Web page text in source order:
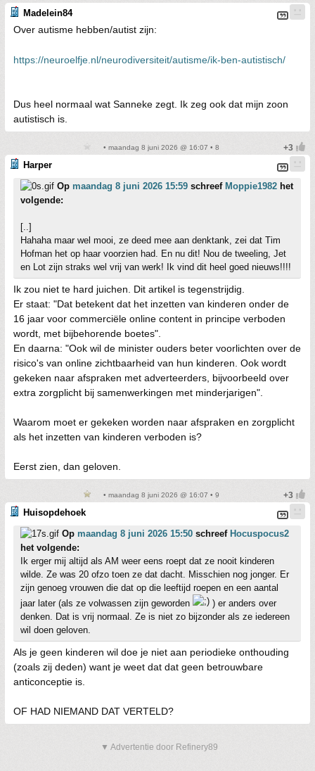
Madelein84
Over autisme hebben/autist zijn:
https://neuroelfje.nl/neurodiversiteit/autisme/ik-ben-autistisch/
Dus heel normaal wat Sanneke zegt. Ik zeg ook dat mijn zoon
autistisch is.
• maandag 8 juni 2026 @ 16:07 • 8
Harper
Op maandag 8 juni 2026 15:59 schreef Moppie1982 het
volgende:
[..]
Hahaha maar wel mooi, ze deed mee aan denktank, zei dat Tim
Hofman het op haar voorzien had. En nu dit! Nou de tweeling, Jet
en Lot zijn straks wel vrij van werk! Ik vind dit heel goed nieuws!!!!
Ik zou niet te hard juichen. Dit artikel is tegenstrijdig.
Er staat: "Dat betekent dat het inzetten van kinderen onder de
16 jaar voor commerciële online content in principe verboden
wordt, met bijbehorende boetes".
En daarna: "Ook wil de minister ouders beter voorlichten over de
risico's van online zichtbaarheid van hun kinderen. Ook wordt
gekeken naar afspraken met adverteerders, bijvoorbeeld over
extra zorgplicht bij samenwerkingen met minderjarigen".
Waarom moet er gekeken worden naar afspraken en zorgplicht
als het inzetten van kinderen verboden is?
Eerst zien, dan geloven.
• maandag 8 juni 2026 @ 16:07 • 9
Huisopdehoek
Op maandag 8 juni 2026 15:50 schreef Hocuspocus2
het volgende:
Ik erger mij altijd als AM weer eens roept dat ze nooit kinderen
wilde. Ze was 20 ofzo toen ze dat dacht. Misschien nog jonger. Er
zijn genoeg vrouwen die dat op die leeftijd roepen en een aantal
jaar later (als ze volwassen zijn geworden
) er anders over
denken. Dat is vrij normaal. Ze is niet zo bijzonder als ze iedereen
wil doen geloven.
Als je geen kinderen wil doe je niet aan periodieke onthouding
(zoals zij deden) want je weet dat dat geen betrouwbare
anticonceptie is.
OF HAD NIEMAND DAT VERTELD?
▼ Advertentie door Refinery89